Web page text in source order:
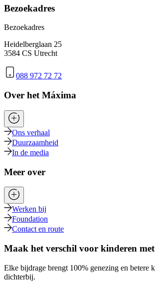
Bezoekadres
Bezoekadres
Heidelberglaan 25
3584 CS Utrecht
088 972 72 72
Over het Máxima
Ons verhaal
Duurzaamheid
In de media
Meer over
Werken bij
Foundation
Contact en route
Maak het verschil voor kinderen
Elke bijdrage brengt 100% genezing en betere
dichterbij.